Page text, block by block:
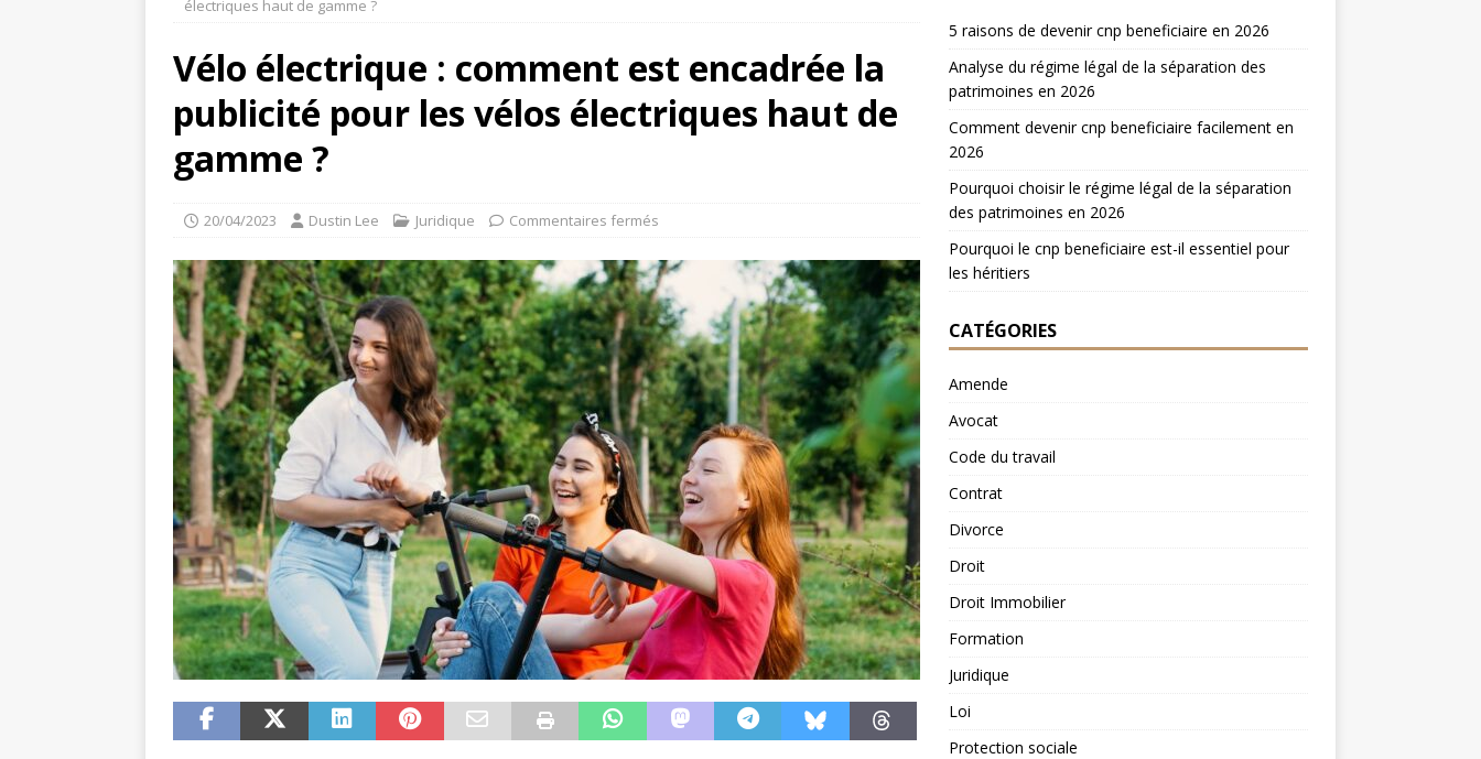
électriques haut de gamme ?
Vélo électrique : comment est encadrée la
publicité pour les vélos électriques haut de
gamme ?
20/04/2023 Dustin Lee Juridique Commentaires fermés
5 raisons de devenir cnp beneficiaire en 2026
Analyse du régime légal de la séparation des
patrimoines en 2026
Comment devenir cnp beneficiaire facilement en
2026
Pourquoi choisir le régime légal de la séparation
des patrimoines en 2026
Pourquoi le cnp beneficiaire est-il essentiel pour
les héritiers
CATÉGORIES
Amende
Avocat
Code du travail
Contrat
Divorce
Droit
Droit Immobilier
Formation
Juridique
Loi
Protection sociale